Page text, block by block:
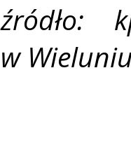
źródło:
w